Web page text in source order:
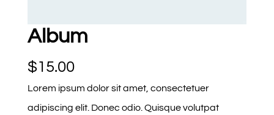
Album
$15.00
Lorem ipsum dolor sit amet, consectetuer
adipiscing elit. Donec odio. Quisque volutpat